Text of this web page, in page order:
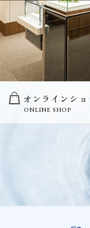
オンラインシ
ONLINE SHOP